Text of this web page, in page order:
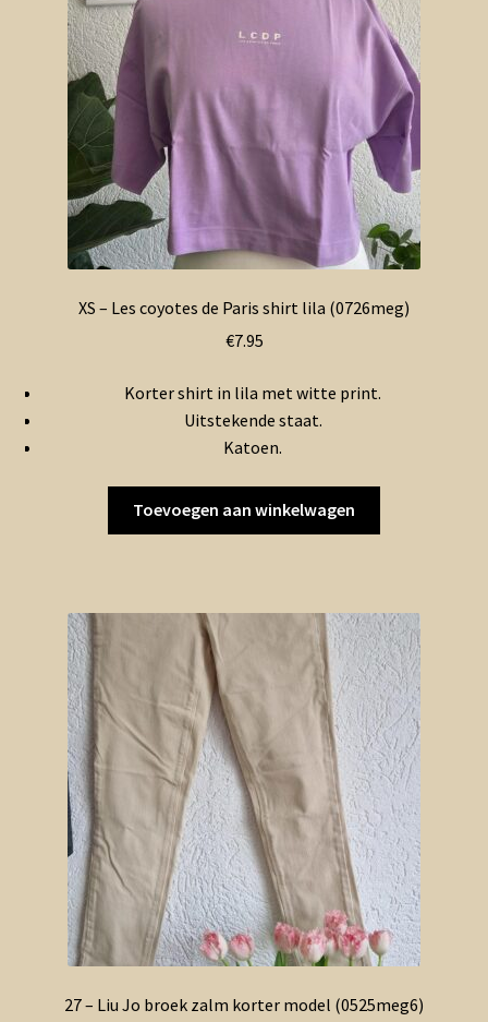
XS – Les coyotes de Paris shirt lila (0726meg)
€7.95
Korter shirt in lila met witte print.
Uitstekende staat.
Katoen.
Toevoegen aan winkelwagen
27 – Liu Jo broek zalm korter model (0525meg6)